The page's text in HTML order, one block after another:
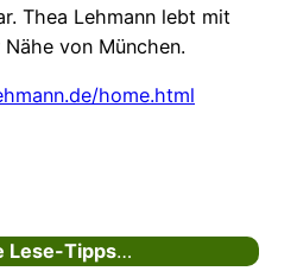
Thea Lehmann lebt mit
von München.
home.html
Lese-Tipps…